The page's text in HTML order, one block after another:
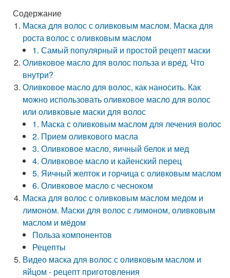
Содержание
Маска для волос с оливковым маслом. Маска для
роста волос с оливковым маслом
1. Самый популярный и простой рецепт маски
Оливковое масло для волос польза и вред. Что
внутри?
Оливковое масло для волос, как наносить. Как
можно использовать оливковое масло для волос
или оливковые маски для волос
1. Маска с оливковым маслом для лечения волос
2. Прием оливкового масла
3. Оливковое масло, яичный белок и мед
4. Оливковое масло и кайенский перец
5. Яичный желток и горчица с оливковым маслом
6. Оливковое масло с чесноком
Маска для волос с оливковым маслом медом и
лимоном. Маски для волос с лимоном, оливковым
маслом и мёдом
Польза компонентов
Рецепты
Видео маска для волос с оливковым маслом и
яйцом - рецепт приготовления